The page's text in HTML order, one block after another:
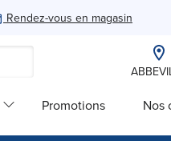
Rendez-vous en magasin
Promotions Nos